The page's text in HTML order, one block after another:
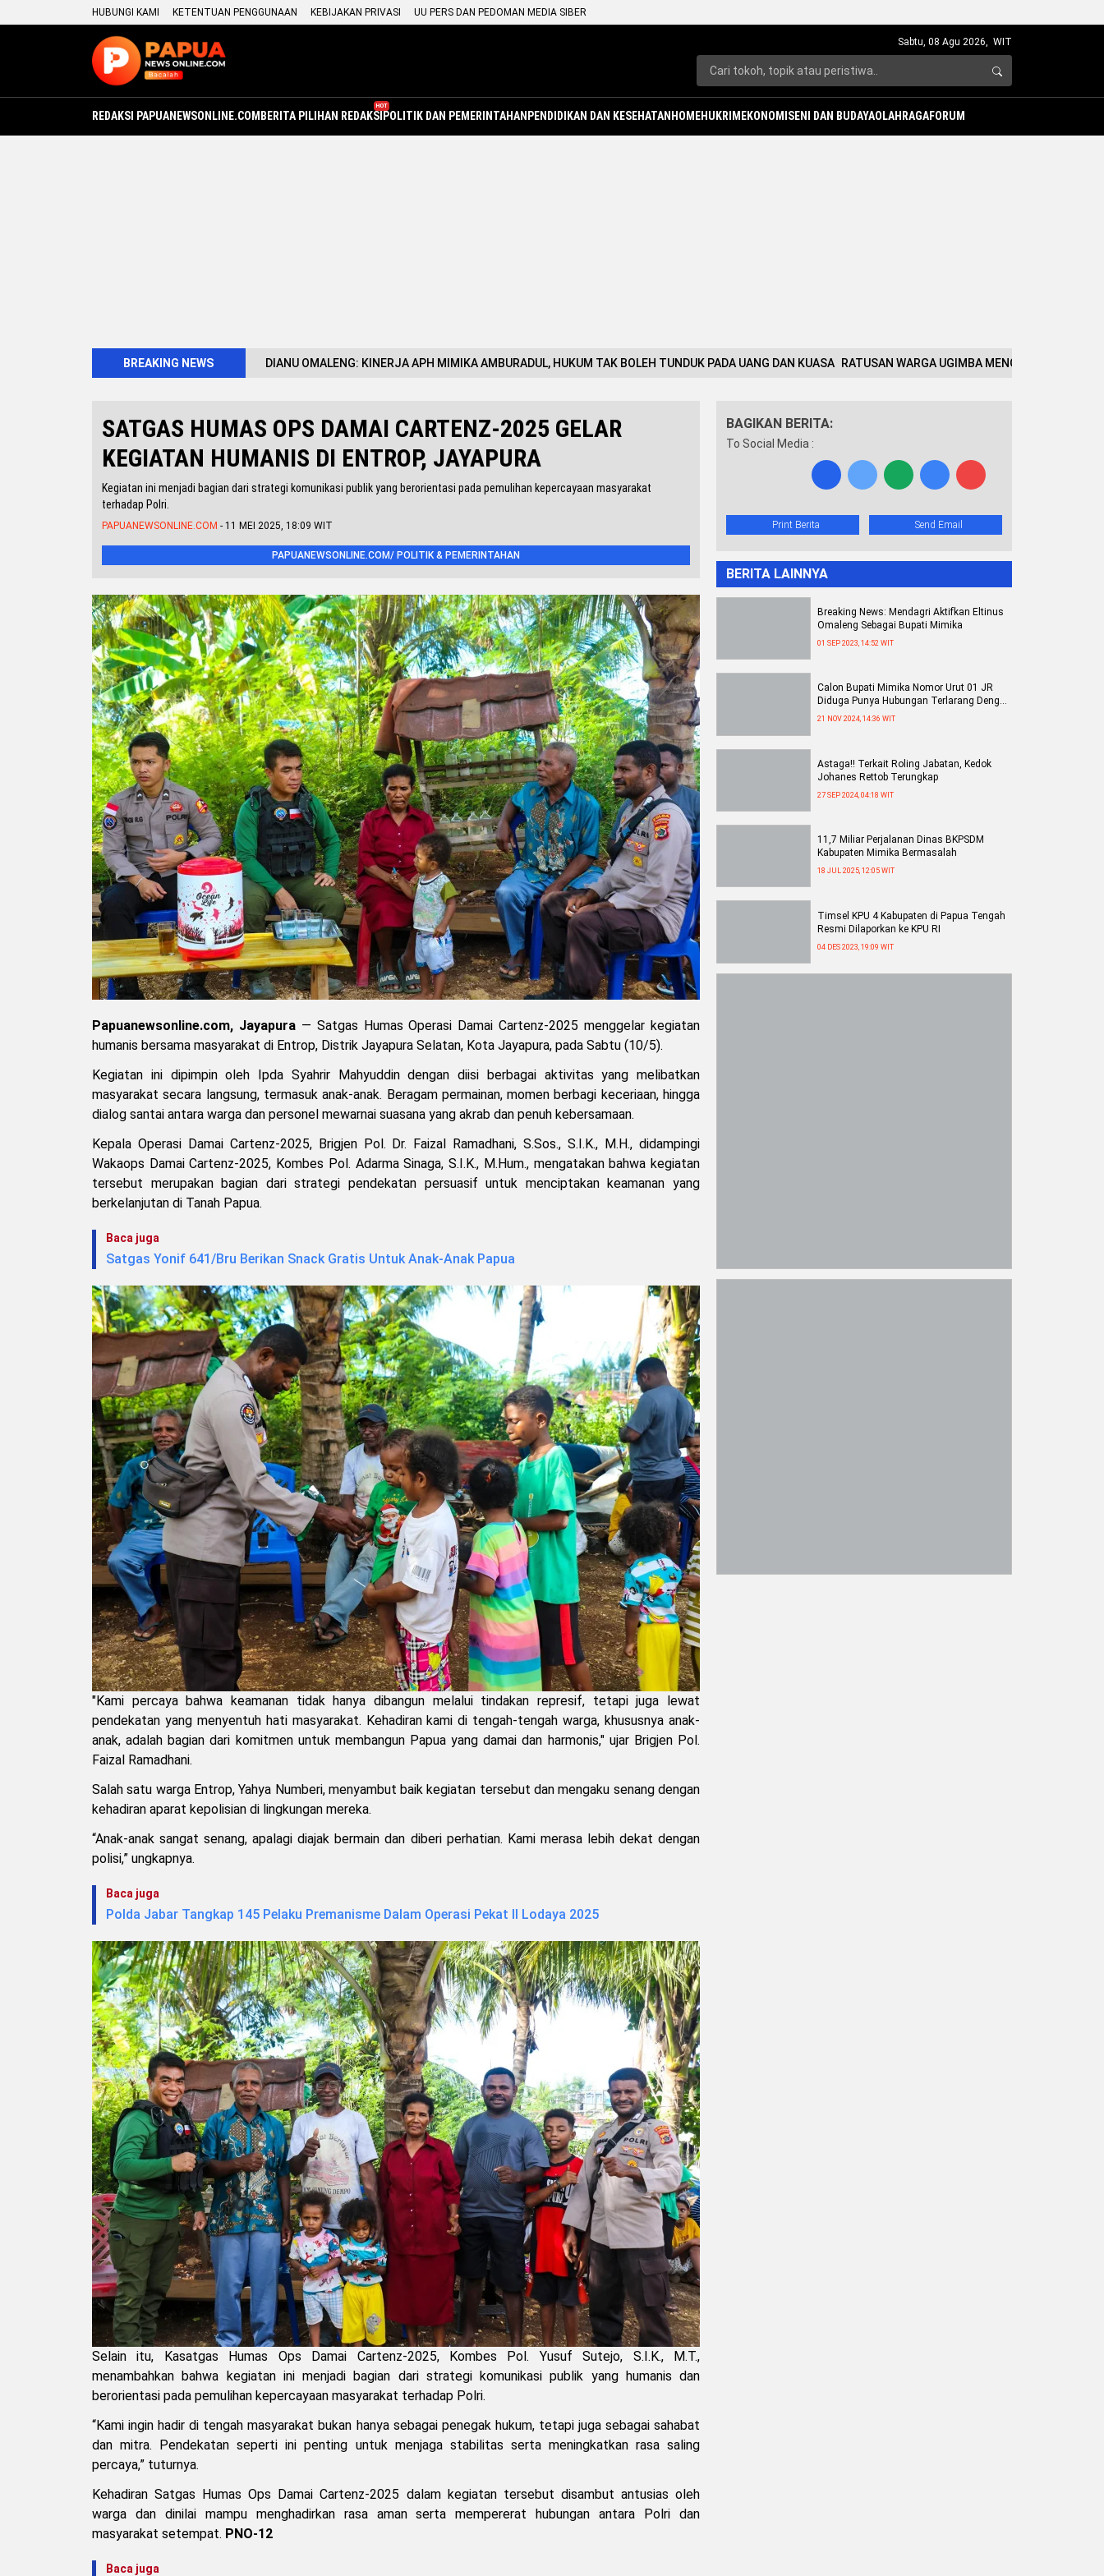
HUBUNGI KAMI KETENTUAN PENGGUNAAN KEBIJAKAN PRIVASI UU PERS DAN PEDOMAN MEDIA SIBER
Sabtu, 08 Agu 2026, WIT
REDAKSI PAPUANEWSONLINE.COM BERITA PILIHAN REDAKSI
HOT
POLITIK DAN PEMERINTAHAN PENDIDIKAN DAN KESEHATAN HOMEHUKRIM EKONOMI SENI DAN BUDAYAOLAHRAGAFORUM
BREAKING NEWS DIANU OMALENG: KINERJA APH MIMIKA AMBURADUL, HUKUM TAK BOLEH TUNDUK PADA UANG DAN KUASA RATUSAN WARGA UGIMBA MENGUNGSI,
SATGAS HUMAS OPS DAMAI CARTENZ-2025 GELAR
KEGIATAN HUMANIS DI ENTROP, JAYAPURA
Kegiatan ini menjadi bagian dari strategi komunikasi publik yang berorientasi pada pemulihan kepercayaan masyarakat
terhadap Polri.
PAPUANEWSONLINE.COM - 11 MEI 2025, 18:09 WIT
PAPUANEWSONLINE.COM/ POLITIK & PEMERINTAHAN
Papuanewsonline.com, Jayapura— Satgas Humas Operasi Damai Cartenz-2025 menggelar kegiatan
humanis bersama masyarakat di Entrop, Distrik Jayapura Selatan, Kota Jayapura, pada Sabtu (10/5).
Kegiatan ini dipimpin oleh Ipda Syahrir Mahyuddin dengan diisi berbagai aktivitas yang melibatkan
masyarakat secara langsung, termasuk anak-anak. Beragam permainan, momen berbagi keceriaan, hingga
dialog santai antara warga dan personel mewarnai suasana yang akrab dan penuh kebersamaan.
Kepala Operasi Damai Cartenz-2025, Brigjen Pol. Dr. Faizal Ramadhani, S.Sos., S.I.K., M.H., didampingi
Wakaops Damai Cartenz-2025, Kombes Pol. Adarma Sinaga, S.I.K., M.Hum., mengatakan bahwa kegiatan
tersebut merupakan bagian dari strategi pendekatan persuasif untuk menciptakan keamanan yang
berkelanjutan di Tanah Papua.
Baca juga
Satgas Yonif 641/Bru Berikan Snack Gratis Untuk Anak-Anak Papua
"Kami percaya bahwa keamanan tidak hanya dibangun melalui tindakan represif, tetapi juga lewat
pendekatan yang menyentuh hati masyarakat. Kehadiran kami di tengah-tengah warga, khususnya anak-
anak, adalah bagian dari komitmen untuk membangun Papua yang damai dan harmonis," ujar Brigjen Pol.
Faizal Ramadhani.
Salah satu warga Entrop, Yahya Numberi, menyambut baik kegiatan tersebut dan mengaku senang dengan
kehadiran aparat kepolisian di lingkungan mereka.
“Anak-anak sangat senang, apalagi diajak bermain dan diberi perhatian. Kami merasa lebih dekat dengan
polisi,” ungkapnya.
Baca juga
Polda Jabar Tangkap 145 Pelaku Premanisme Dalam Operasi Pekat II Lodaya 2025
Selain itu, Kasatgas Humas Ops Damai Cartenz-2025, Kombes Pol. Yusuf Sutejo, S.I.K., M.T.,
menambahkan bahwa kegiatan ini menjadi bagian dari strategi komunikasi publik yang humanis dan
berorientasi pada pemulihan kepercayaan masyarakat terhadap Polri.
“Kami ingin hadir di tengah masyarakat bukan hanya sebagai penegak hukum, tetapi juga sebagai sahabat
dan mitra. Pendekatan seperti ini penting untuk menjaga stabilitas serta meningkatkan rasa saling
percaya,” tuturnya.
Kehadiran Satgas Humas Ops Damai Cartenz-2025 dalam kegiatan tersebut disambut antusias oleh
warga dan dinilai mampu menghadirkan rasa aman serta mempererat hubungan antara Polri dan
masyarakat setempat. PNO-12
Baca juga
BAGIKAN BERITA:
To Social Media :
Print Berita Send Email
BERITA LAINNYA
Breaking News: Mendagri Aktifkan Eltinus
Omaleng Sebagai Bupati Mimika
01 SEP 2023, 14:52 WIT
Calon Bupati Mimika Nomor Urut 01 JR
Diduga Punya Hubungan Terlarang Dengan
Seorang Wanita
21 NOV 2024, 14:36 WIT
Astaga!! Terkait Roling Jabatan, Kedok
Johanes Rettob Terungkap
27 SEP 2024, 04:18 WIT
11,7 Miliar Perjalanan Dinas BKPSDM
Kabupaten Mimika Bermasalah
18 JUL 2025, 12:05 WIT
Timsel KPU 4 Kabupaten di Papua Tengah
Resmi Dilaporkan ke KPU RI
04 DES 2023, 19:09 WIT